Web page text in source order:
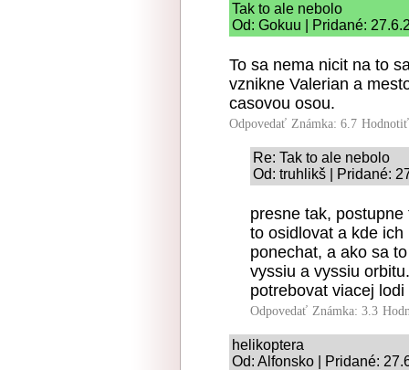
Tak to ale nebolo
Od: Gokuu | Pridané:
To sa nema nicit na to
vznikne Valerian a
casovou osou.
Odpovedať Známka: 6.7
Re: Tak to ale nebolo
Od: truhlikš | Pridané:
presne tak,
to osidlovat a kde
ponechat, a ako sa
vyssiu a vyssiu
potrebovat viacej
Odpovedať Známka: 3.3
helikoptera
Od: Alfonsko | Pridané: